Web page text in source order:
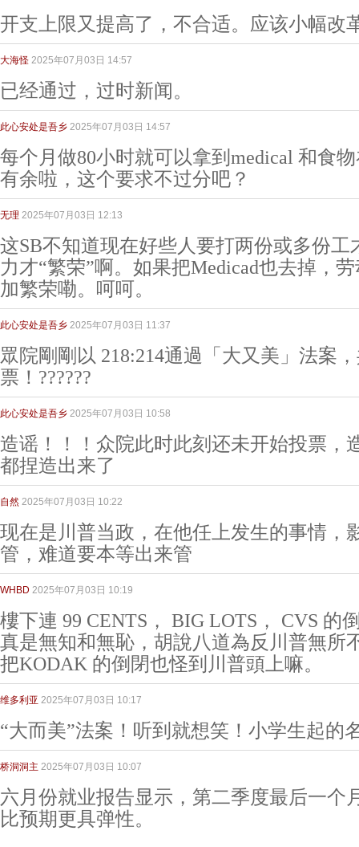
开支上限又提高了，不合适。应该小幅改
大海怪 2025年07月03日 14:57
已经通过，过时新闻。
此心安处是吾乡 2025年07月03日 14:57
每个月做80小时就可以拿到medical 和食
有余啦，这个要求不过分吧？
无理 2025年07月03日 12:13
这SB不知道现在好些人要打两份或多份工
力才“繁荣”啊。如果把Medicad也去掉，
加繁荣嘞。呵呵。
此心安处是吾乡 2025年07月03日 11:37
眾院剛剛以 218:214通過「大又美」法案
票！??????
此心安处是吾乡 2025年07月03日 10:58
造谣！！！众院此时此刻还未开始投票，
都捏造出来了
自然 2025年07月03日 10:22
现在是川普当政，在他任上发生的事情，
管，难道要本等出来管
WHBD 2025年07月03日 10:19
樓下連 99 CENTS， BIG LOTS， CVS 的
真是無知和無恥，胡說八道為反川普無所
把KODAK 的倒閉也怪到川普頭上嘛。
维多利亚 2025年07月03日 10:17
“大而美”法案！听到就想笑！小学生起的
桥洞洞主 2025年07月03日 10:07
六月份就业报告显示，第二季度最后一个
比预期更具弹性。